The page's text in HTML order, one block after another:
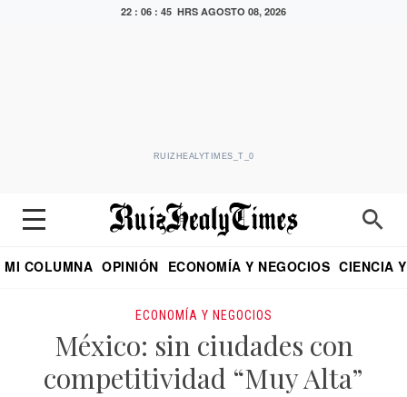
22 : 06 : 46 HRS AGOSTO 08, 2026
RUIZHEALYTIMES_T_0
MI COLUMNA OPINIÓN ECONOMÍA Y NEGOCIOS CIENCIA
ECONOMÍA Y NEGOCIOS
México: sin ciudades con
competitividad “Muy Alta”